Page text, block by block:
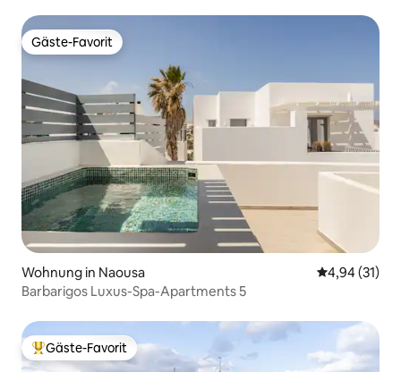
Gäste-Favorit
Gäste-Favorit
Wohnung in Naousa
4,94 (31)
Barbarigos Luxus-Spa-Apartments 5
Beliebter Gäste-Favorit.
Gäste-Favorit